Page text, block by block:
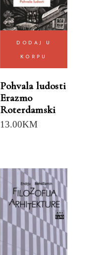
DODAJ U
KORPU
Pohvala ludosti
Erazmo
Roterdamski
13.00KM